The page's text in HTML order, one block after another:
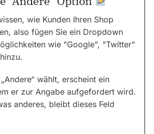
wie Kunden Ihren Shop
also fügen Sie ein Dropdown
wie "Google", "Twitter"
wählt, erscheint ein
er zur Angabe aufgefordert wird.
anderes, bleibt dieses Feld